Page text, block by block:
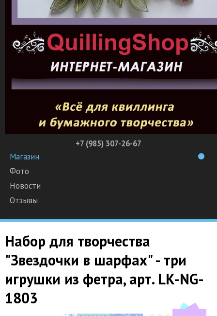
+7 (985) 307-26-67
Магазин
Фото
Новости
Отзывы
Набор для творчества
"Звездочки в шарфах" - три
игрушки из фетра, арт. LK-NG-
1803